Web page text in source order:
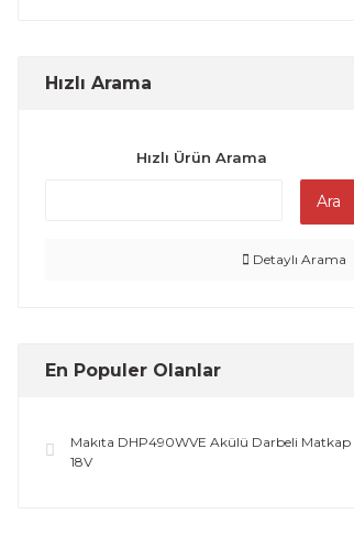
Hızlı Arama
Hızlı Ürün Arama
Ara
Detaylı Arama
En Populer Olanlar
Makıta DHP490WVE Akülü Darbeli Matkap
18V